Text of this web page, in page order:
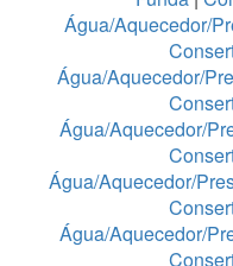
Água/Aquecedor/
Água/Aquecedor/
Água/Aquecedor/
Água/Aquecedor/
Água/Aquecedor/